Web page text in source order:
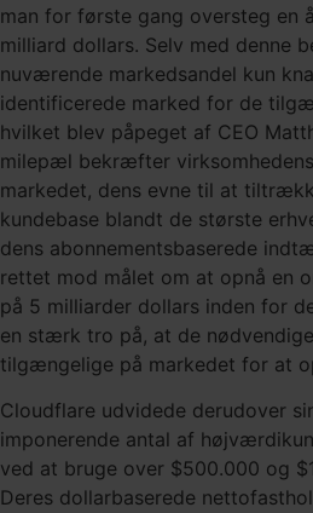
man for første gang oversteg en
milliard dollars. Selv med denne
nuværende markedsandel kun
identificerede marked for de
hvilket blev påpeget af CEO
milepæl bekræfter
markedet, dens evne til at
kundebase blandt de største
dens abonnementsbaserede
rettet mod målet om at opnå en
på 5 milliarder dollars inden for
en stærk tro på, at de
tilgængelige på markedet for at
Cloudflare udvidede derudover
imponerende antal af
ved at bruge over $500.000 og
Deres dollarbaserede